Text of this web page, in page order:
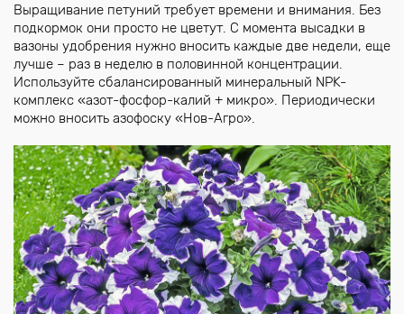
Выращивание петуний требует времени и внимания. Без
подкормок они просто не цветут. С момента высадки в
вазоны удобрения нужно вносить каждые две недели, еще
лучше – раз в неделю в половинной концентрации.
Используйте сбалансированный минеральный NPK-
комплекс «азот-фосфор-калий + микро». Периодически
можно вносить азофоску «Нов-Агро».